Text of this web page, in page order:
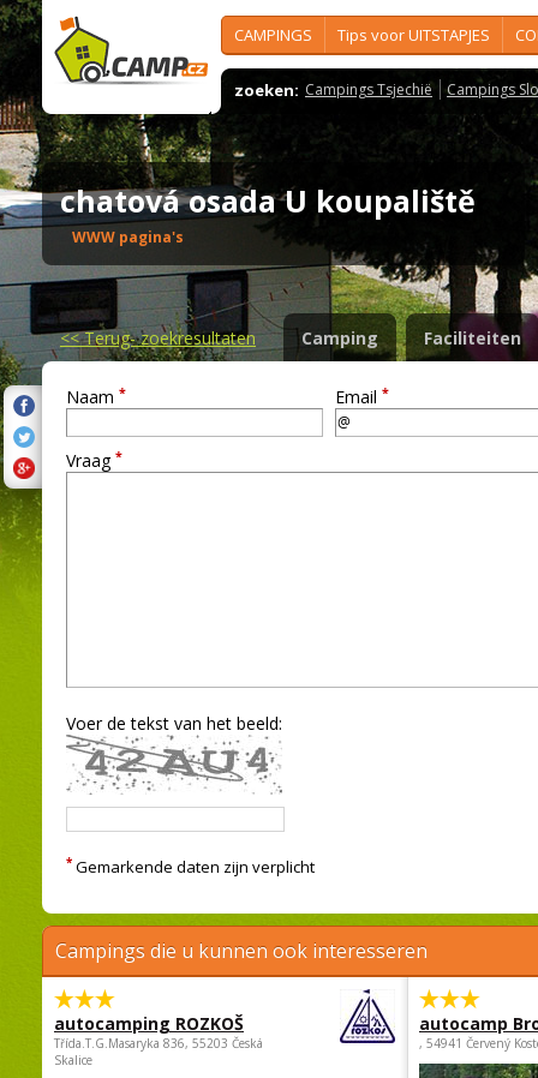
CAMPINGS Tips voor UITSTAPJES
zoeken: Campings Tsjechië Campings
chatová osada U koupaliště
WWW pagina's
<<Terug- zoekresultaten Camping Faciliteiten
Naam * Email *
Vraag *
Voer de tekst van het beeld:
* Gemarkende daten zijn verplicht
Campings die u kunnen ook interesseren
autocamping ROZKOŠ
Třída.T.G.Masaryka 836, 55203 Česká
Skalice
autocamp
, 54941 Červený